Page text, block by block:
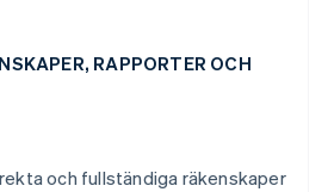
RAPPORTER OCH
och fullständiga räkenskaper